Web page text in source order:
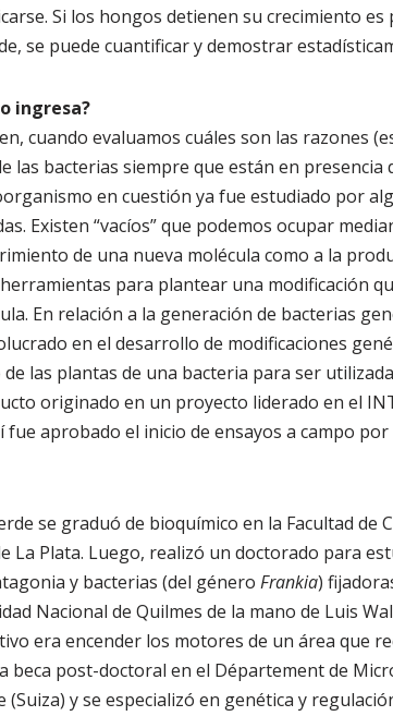
Si los hongos detienen su crecimiento
se puede cuantificar y demostrar
ingresa?
cuando evaluamos cuáles son las razones
las bacterias siempre que están en presencia
en cuestión ya fue estudiado por
Existen “vacíos” que podemos ocupar
de una nueva molécula como a la
para plantear una modificación
En relación a la generación de bacterias
en el desarrollo de modificaciones
las plantas de una bacteria para ser utilizada
originado en un proyecto liderado en el
aprobado el inicio de ensayos a campo
se graduó de bioquímico en la Facultad de
La Plata. Luego, realizó un doctorado para
y bacterias (del género Frankia)
Nacional de Quilmes de la mano de Luis
era encender los motores de un área que
beca post-doctoral en el Département de
(Suiza) y se especializó en genética y